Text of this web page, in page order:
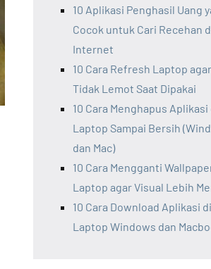
10 Aplikasi Penghasil Uang
Cocok untuk Cari Recehan
Internet
10 Cara Refresh Laptop agar
Tidak Lemot Saat Dipakai
10 Cara Menghapus Aplikasi
Laptop Sampai Bersih
dan Mac)
10 Cara Mengganti
Laptop agar Visual Lebih
10 Cara Download Aplikasi di
Laptop Windows dan